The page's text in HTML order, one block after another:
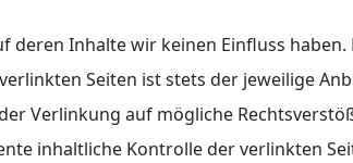
deren Inhalte wir keinen Einfluss
Seiten ist stets der jeweilige
Verlinkung auf mögliche
inhaltliche Kontrolle der verlinkten